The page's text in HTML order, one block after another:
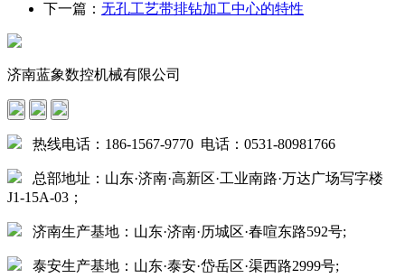
下一篇： 无孔工艺带排钻加工中心的特性
济南蓝象数控机械有限公司
热线电话：186-1567-9770 电话：0531-80981766
总部地址：山东·济南·高新区·工业南路·万达广场写字楼
J1-15A-03；
济南生产基地：山东·济南·历城区·春喧东路592号;
泰安生产基地：山东·泰安·岱岳区·渠西路2999号;